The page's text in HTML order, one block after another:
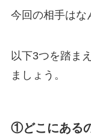
今回の相手はな
以下3つを踏ま
ましょう。
①どこにある